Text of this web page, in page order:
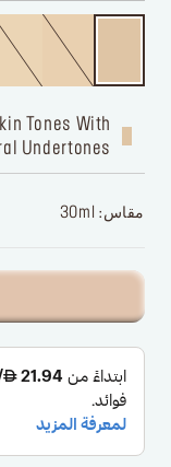
Undertones)
مقاس: 30ml